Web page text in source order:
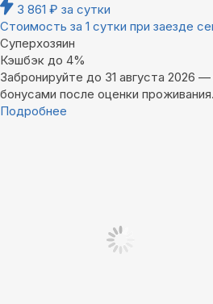
3 861 ₽ за сутки
Стоимость за 1 сутки при заезде
Суперхозяин
Кэшбэк до 4%
Забронируйте до 31 августа 2026
бонусами после оценки проживания.
Подробнее